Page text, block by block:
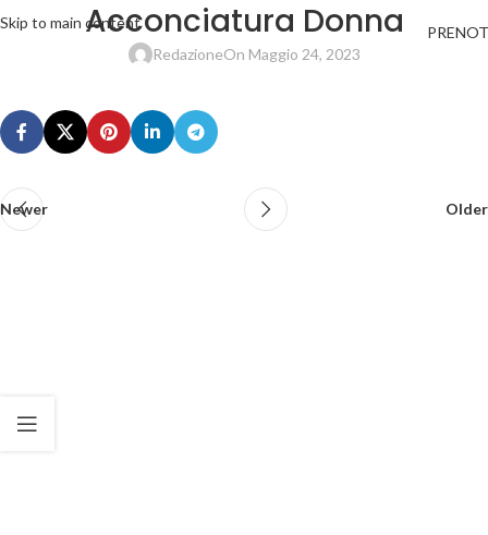
Skip to main contentAcconciatura Donna
RedazioneOn Maggio 24, 2023
Newer Older